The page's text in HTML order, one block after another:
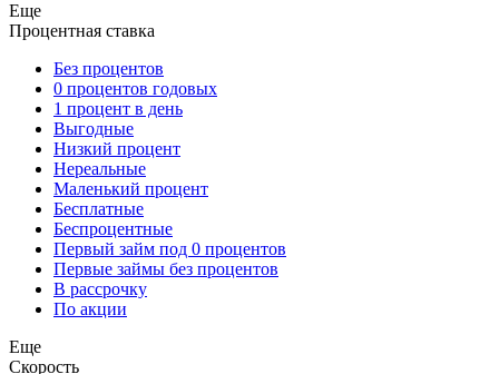
Еще
Процентная ставка
Без процентов
0 процентов годовых
1 процент в день
Выгодные
Низкий процент
Нереальные
Маленький процент
Бесплатные
Беспроцентные
Первый займ под 0 процентов
Первые займы без процентов
В рассрочку
По акции
Еще
Скорость